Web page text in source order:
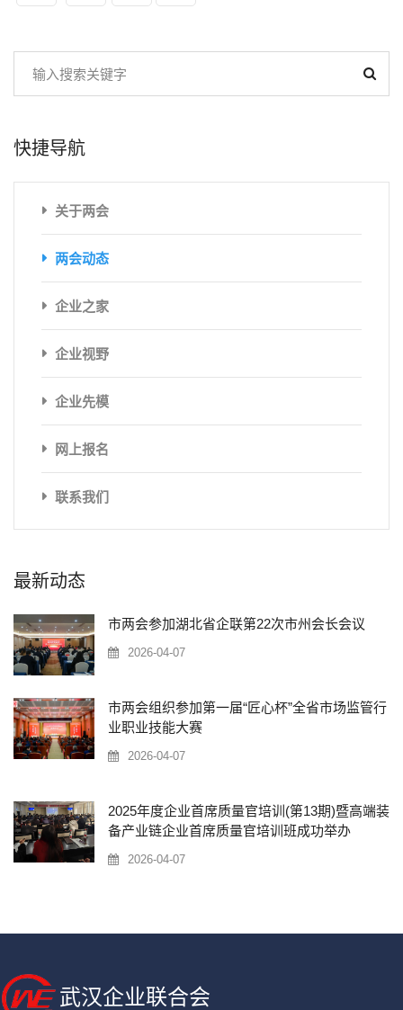
快捷导航
关于两会
两会动态
企业之家
企业视野
企业先模
网上报名
联系我们
最新动态
市两会参加湖北省企联第22次市州会长会议
2026-04-07
市两会组织参加第一届“匠心杯”全省市场监管行
业职业技能大赛
2026-04-07
2025年度企业首席质量官培训(第13期)暨高端装
备产业链企业首席质量官培训班成功举办
2026-04-07
武汉企业联合会